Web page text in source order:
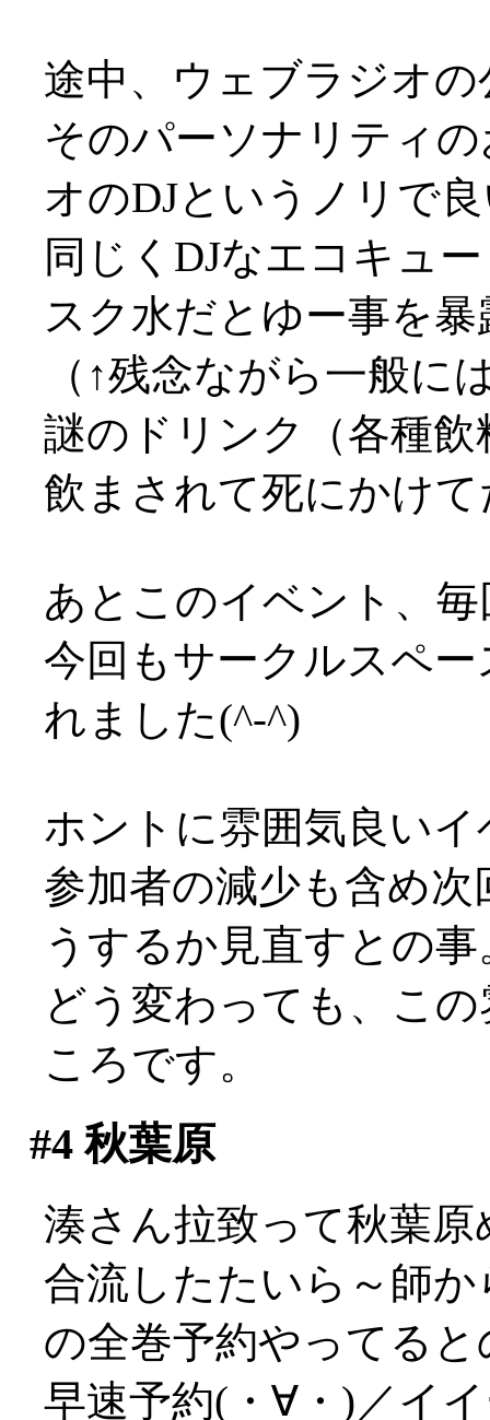
途中、ウェブラジオ
そのパーソナリティ
オのDJというノリで
同じくDJなエコキュ
スク水だとゆー事を
（↑残念ながら一般に
謎のドリンク（各種
飲まされて死にかけ
あとこのイベント、
今回もサークルスペ
れました(^-^)
ホントに雰囲気良い
参加者の減少も含め
うするか見直すとの事
どう変わっても、こ
ころです。
#4秋葉原
湊さん拉致って秋葉原
合流したたいら～師
の全巻予約やってる
早速予約(・∀・)／イ